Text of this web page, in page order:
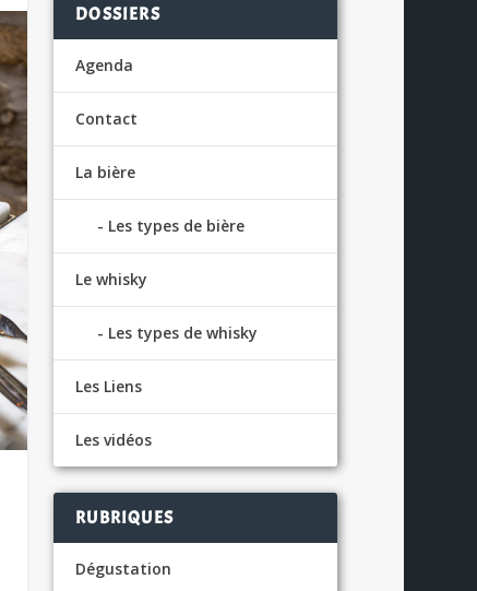
DOSSIERS
Agenda
Contact
La bière
Les types de bière
Le whisky
Les types de whisky
Les Liens
Les vidéos
RUBRIQUES
Dégustation